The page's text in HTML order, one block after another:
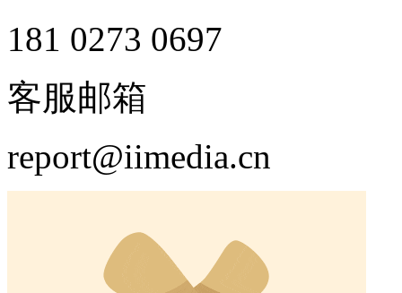
181 0273 0697
客服邮箱
report@iimedia.cn